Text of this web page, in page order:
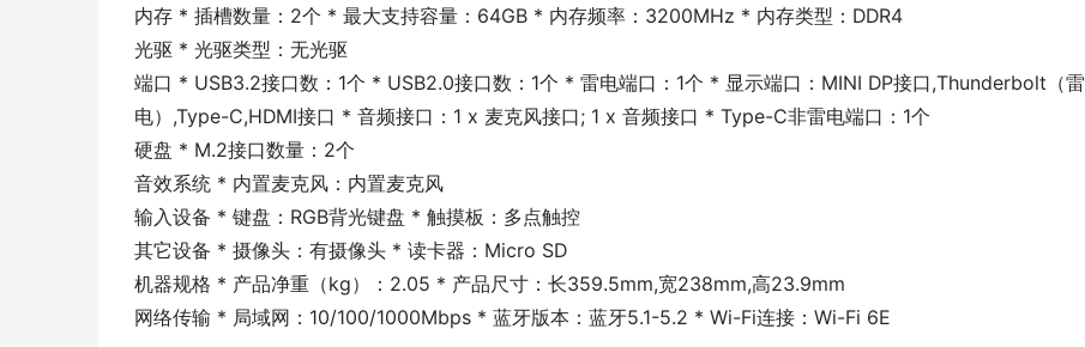
内存 * 插槽数量：2个 * 最大支持容量：64GB * 内存频率：3200MHz * 内存类型：DDR4
光驱 * 光驱类型：无光驱
端口 * USB3.2接口数：1个 * USB2.0接口数：1个 * 雷电端口：1个 * 显示端口：MINI DP接口,Thunderbolt（雷
电）,Type-C,HDMI接口 * 音频接口：1 x 麦克风接口; 1 x 音频接口 * Type-C非雷电端口：1个
硬盘 * M.2接口数量：2个
音效系统 * 内置麦克风：内置麦克风
输入设备 * 键盘：RGB背光键盘 * 触摸板：多点触控
其它设备 * 摄像头：有摄像头 * 读卡器：Micro SD
机器规格 * 产品净重（kg）：2.05 * 产品尺寸：长359.5mm,宽238mm,高23.9mm
网络传输 * 局域网：10/100/1000Mbps * 蓝牙版本：蓝牙5.1-5.2 * Wi-Fi连接：Wi-Fi 6E